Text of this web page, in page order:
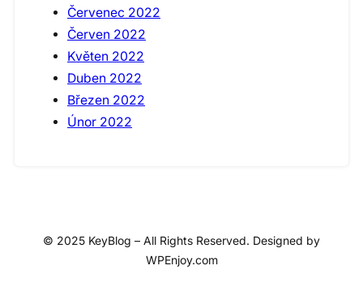
Červenec 2022
Červen 2022
Květen 2022
Duben 2022
Březen 2022
Únor 2022
© 2025 KeyBlog – All Rights Reserved. Designed by
WPEnjoy.com